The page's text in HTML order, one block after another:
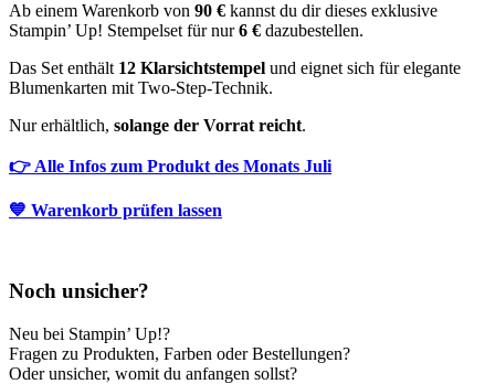
Ab einem Warenkorb von 90 € kannst du dir dieses exklusive
Stampin’ Up! Stempelset für nur6 € dazubestellen.
Das Set enthält 12 Klarsichtstempel und eignet sich für elegante
Blumenkarten mit Two-Step-Technik.
Nur erhältlich, solange der Vorrat reicht.
👉 Alle Infos zum Produkt des Monats Juli
💙 Warenkorb prüfen lassen
Noch unsicher?
Neu bei Stampin’ Up!?
Fragen zu Produkten, Farben oder Bestellungen?
Oder unsicher, womit du anfangen sollst?